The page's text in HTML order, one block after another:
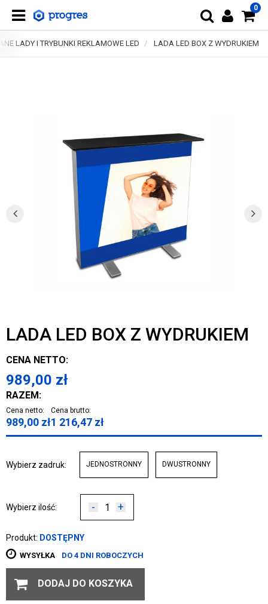
0
LADY I TRYBUNKI REKLAMOWE LED LADA LED BOX Z WYDRUKIEM
LADA LED BOX Z WYDRUKIEM
CENA NETTO:
989,00 zł
RAZEM:
Cena netto:
989,00 zł
Cena brutto:
1 216,47 zł
Wybierz zadruk: JEDNOSTRONNY DWUSTRONNY
Wybierz ilość: - +
Produkt: DOSTĘPNY
WYSYŁKA DO 4 DNI ROBOCZYCH
DODAJ DO KOSZYKA